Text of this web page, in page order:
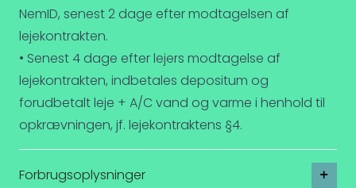
NemID, senest 2 dage efter modtagelsen af
lejekontrakten.
• Senest 4 dage efter lejers modtagelse af
lejekontrakten, indbetales depositum og
forudbetalt leje + A/C vand og varme i henhold til
opkrævningen, jf. lejekontraktens §4.
Forbrugsoplysninger